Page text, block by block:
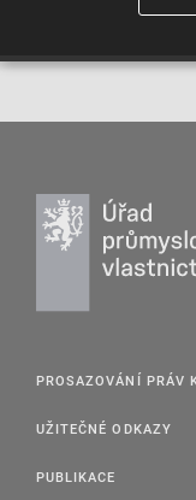
PROSAZOVÁNÍ PRÁV
UŽITEČNÉ ODKAZY
PUBLIKACE